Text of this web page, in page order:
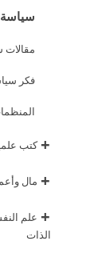
سياسة
مقالات
فكر
+كتب
+ مال
+ علم
الذات